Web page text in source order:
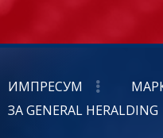
ИМПРЕСУМ
ЗА GENERAL HERALDING